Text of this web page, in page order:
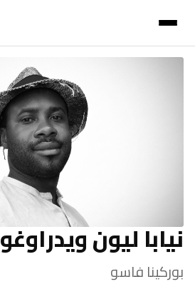
نيابا ليون ويدراوغو
بوركينا فاسو